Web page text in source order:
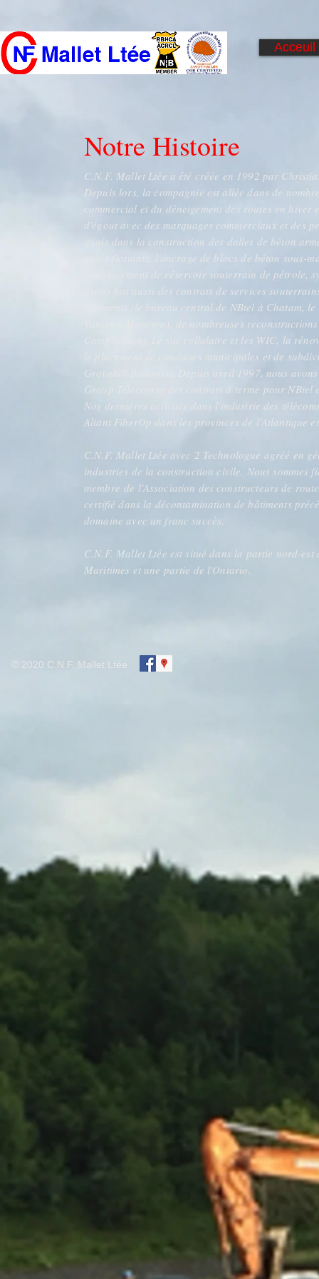
Acceuil
Notre Histoire
C.N.F. Mallet Ltée a été créée en 1992 par
Depuis lors, la compagnie est allée dans de
commercial et du déneigement des routes en
d'égout avec des marquages ​​commerciaux et des
quais dans la construction des dalles de béton
quais flottants, l'ancrage de blocs de béton
remplacement de réservoir souterrain de pétrole,
avons fait aussi des contrats de services
bâtiments (le bureau central de NBtel à Chatam,
Vanier à Moncton), de nombreuses
Campbellton). Le site cellulaire et les WIC, la
le placement de conduites municipales et de
Grovehill Bathurst). Depuis avril 1997, nous
Group Telecom et des contrats à terme pour NBtel
Nos dernières activités dans l'industrie des
Aliant FiberOp dans les provinces de l'Atlantique
C.N.F. Mallet Ltée avec 2 Technologue agréé en
industries de la construction civile. Nous sommes
membre de l'Association des constructeurs de
certifié dans la décontamination de bâtiments
domaine avec un franc succès.
C.N.F. Mallet Ltée est situé dans la partie nord-
Maritimes et une partie de l'Ontario.
© 2020 C.N.F. Mallet Ltée